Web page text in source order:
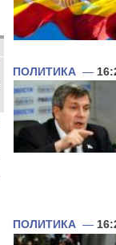
ПОЛИТИКА —
ПОЛИТИКА —